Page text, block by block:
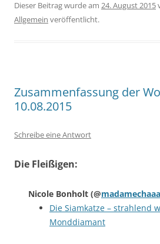
Dieser Beitrag wurde am 24. August 2015
Allgemein veröffentlicht.
Zusammenfassung der
10.08.2015
Schreibe eine Antwort
Die Fleißigen:
Nicole Bonholt (@
Die Siamkatze – strahlend
Monddiamant